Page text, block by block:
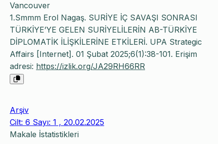
Vancouver
1.Smmm Erol Nagaş. SURİYE İÇ SAVAŞI SONRASI
TÜRKİYE’YE GELEN SURİYELİLERİN AB-TÜRKİYE
DİPLOMATİK İLİŞKİLERİNE ETKİLERİ. UPA Strategic
Affairs [Internet]. 01 Şubat 2025;6(1):38-101. Erişim
adresi: https://izlik.org/JA29RH66RR
Arşiv
Cilt: 6 Sayı: 1 , 20.02.2025
Makale İstatistikleri